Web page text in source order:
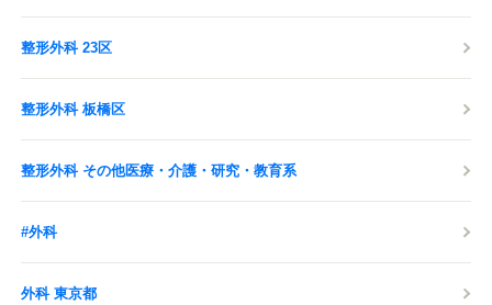
整形外科 23区
整形外科 板橋区
整形外科 その他医療・介護・研究・教育系
#外科
外科 東京都